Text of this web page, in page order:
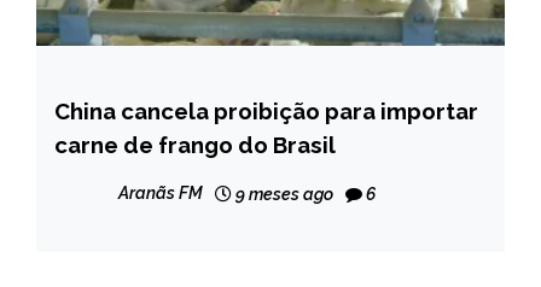
BRASIL
NOTÍCIAS
China cancela proibição para importar
carne de frango do Brasil
Aranãs FM 9 meses ago 6